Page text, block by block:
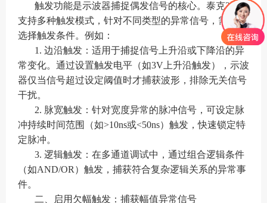
触发功能是示波器捕捉偶发信号的核心。泰克2系列
支持多种触发模式，针对不同类型的异常信号，需灵活
选择触发条件。例如：
1. 边沿触发：适用于捕捉信号上升沿或下降沿的异
常变化。通过设置触发电平（如3V上升沿触发），示波
器仅当信号超过设定阈值时才捕获波形，排除无关信号
干扰。
2. 脉宽触发：针对宽度异常的脉冲信号，可设定脉
冲持续时间范围（如>10ns或<50ns）触发，快速锁定特
定脉冲。
3. 逻辑触发：在多通道调试中，通过组合逻辑条件
（如AND/OR）触发，捕获符合复杂逻辑关系的异常事
件。
二、启用欠幅触发：捕获幅值异常信号